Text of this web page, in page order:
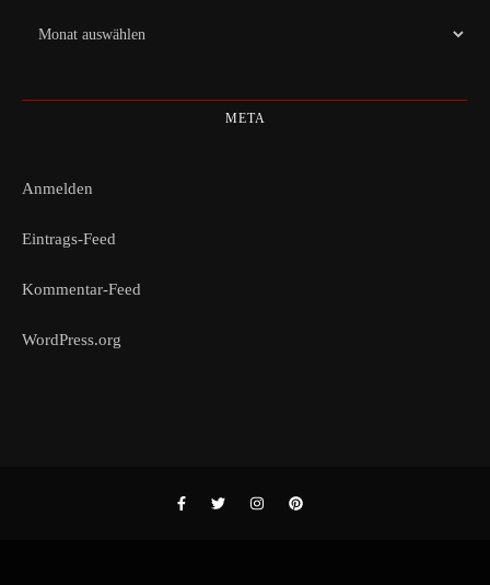
Archiv
META
Anmelden
Eintrags-Feed
Kommentar-Feed
WordPress.org